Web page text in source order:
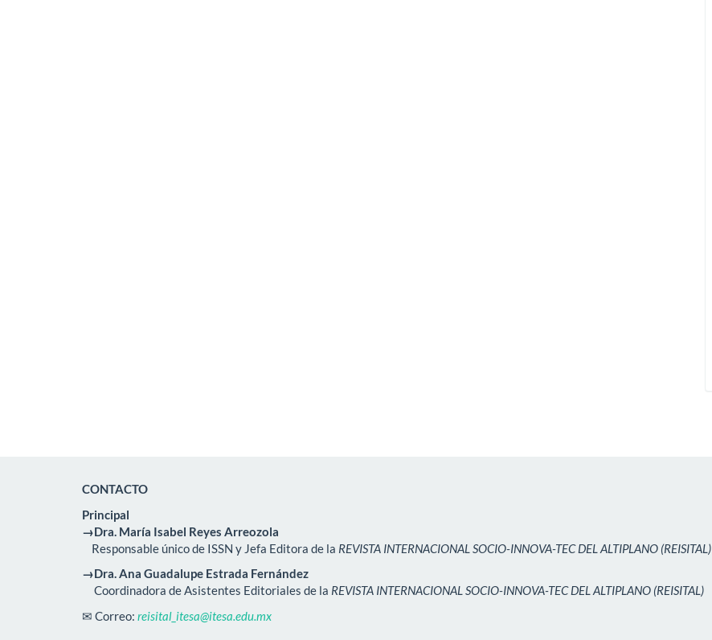
CONTACTO
Principal
→Dra. María Isabel Reyes Arreozola
Responsable único de ISSN y Jefa Editora de la REVISTA INTERNACIONAL SOCIO-INNOVA-TEC DEL ALTIPLANO (REISITAL)
→Dra. Ana Guadalupe Estrada Fernández
Coordinadora de Asistentes Editoriales de la REVISTA INTERNACIONAL SOCIO-INNOVA-TEC DEL ALTIPLANO (REISITAL)
✉ Correo: reisital_itesa@itesa.edu.mx